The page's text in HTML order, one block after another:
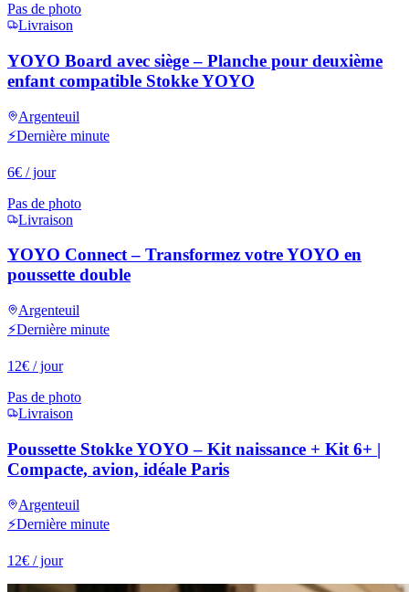
Pas de photo
Livraison
YOYO Board avec siège – Planche pour deuxième
enfant compatible Stokke YOYO
Argenteuil
⚡Dernière minute
6€ / jour
Pas de photo
Livraison
YOYO Connect – Transformez votre YOYO en
poussette double
Argenteuil
⚡Dernière minute
12€ / jour
Pas de photo
Livraison
Poussette Stokke YOYO – Kit naissance + Kit 6+ |
Compacte, avion, idéale Paris
Argenteuil
⚡Dernière minute
12€ / jour